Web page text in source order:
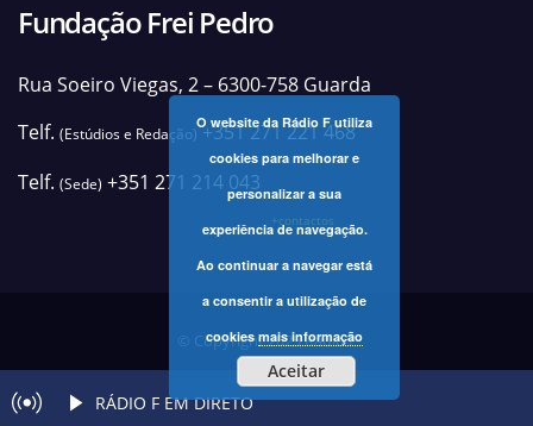
Fundação Frei Pedro
Rua Soeiro Viegas, 2 – 6300-758 Guarda
Telf. (Estúdios e Redação)+351 271 221 468
Telf. (Sede) +351 271 214 043
+contactos
© Copyright 2025 Rádio F
O website da Rádio F utiliza
cookies para melhorar e
personalizar a sua
experiência de navegação.
Ao continuar a navegar está
a consentir a utilização de
cookiesmais informação
Aceitar
RÁDIO F EM DIRETO